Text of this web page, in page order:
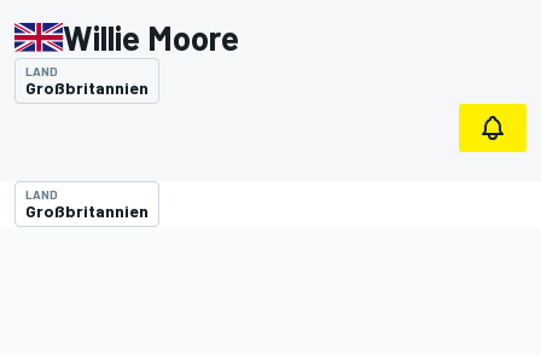
Willie Moore
LAND
Großbritannien
LAND
Großbritannien